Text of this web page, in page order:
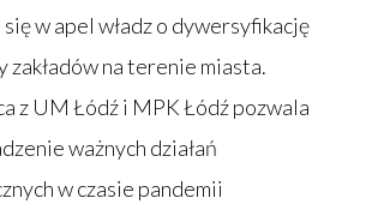
w apel władz o dywersyfikację
zakładów na terenie miasta.
z UM Łódź i MPK Łódź pozwala
ważnych działań
w czasie pandemii